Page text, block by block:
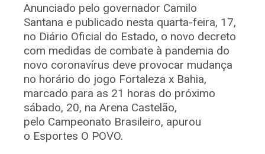
Anunciado pelo governador Camilo
Santana e publicado nesta quarta-feira, 17,
no Diário Oficial do Estado, o novo decreto
com medidas de combate à pandemia do
novo coronavírus deve provocar mudança
no horário do jogo Fortaleza x Bahia,
marcado para as 21 horas do próximo
sábado, 20, na Arena Castelão,
pelo Campeonato Brasileiro, apurou
o Esportes O POVO.